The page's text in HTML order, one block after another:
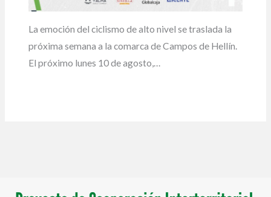
La emoción del ciclismo de alto nivel se traslada la
próxima semana a la comarca de Campos de Hellín.
El próximo lunes 10 de agosto,…